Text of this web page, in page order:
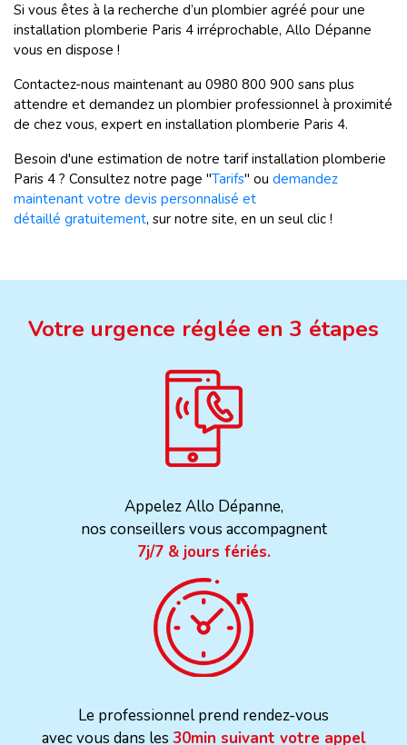
Si vous êtes à la recherche d’un plombier agréé pour une
installation plomberie Paris 4 irréprochable, Allo Dépanne
vous en dispose !
Contactez-nous maintenant au 0980 800 900 sans plus
attendre et demandez un plombier professionnel à proximité
de chez vous, expert en installation plomberie Paris 4.
Besoin d'une estimation de notre tarif installation plomberie
Paris 4 ? Consultez notre page "Tarifs" ou demandez
maintenant votre devis personnalisé et
détaillé gratuitement, sur notre site, en un seul clic !
Votre urgence réglée en 3 étapes
Appelez Allo Dépanne,
nos conseillers vous accompagnent
7j/7 & jours fériés.
Le professionnel prend rendez-vous
avec vous dans les 30min suivant votre appel